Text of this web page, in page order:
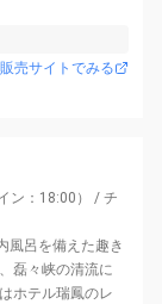
販売サイトでみる
ン：18:00） / チ
風呂を備えた趣き
磊々峡の清流に
ホテル瑞鳳のレ